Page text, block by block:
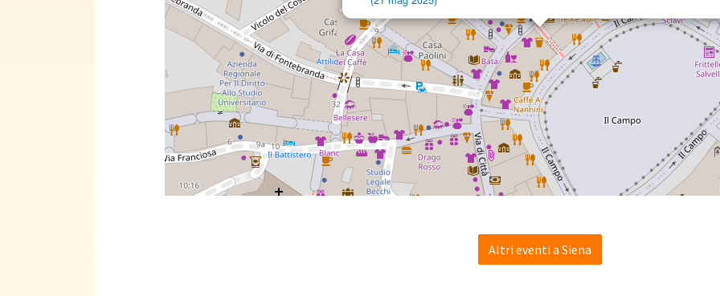
Altri eventi a Siena